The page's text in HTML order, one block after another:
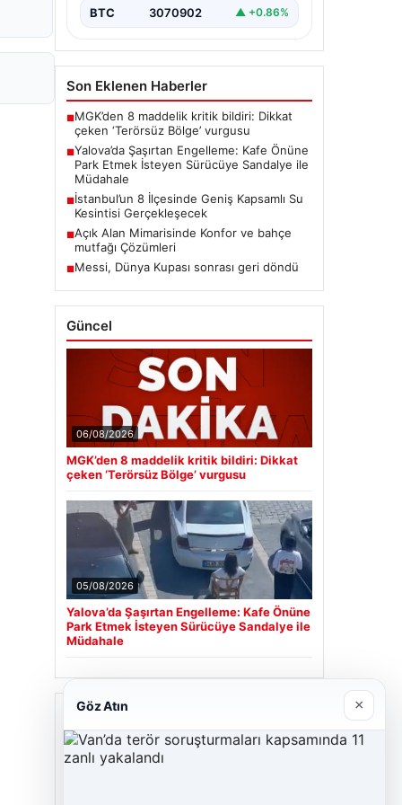
BTC 3070902 ▲ +0.86%
Son Eklenen Haberler
■MGK’den 8 maddelik kritik bildiri: Dikkat
çeken ‘Terörsüz Bölge’ vurgusu
■Yalova’da Şaşırtan Engelleme: Kafe Önüne
Park Etmek İsteyen Sürücüye Sandalye ile
Müdahale
■İstanbul’un 8 İlçesinde Geniş Kapsamlı Su
Kesintisi Gerçekleşecek
■Açık Alan Mimarisinde Konfor ve bahçe
mutfağı Çözümleri
■Messi, Dünya Kupası sonrası geri döndü
Güncel
06/08/2026
MGK’den 8 maddelik kritik bildiri: Dikkat
çeken ‘Terörsüz Bölge’ vurgusu
05/08/2026
Yalova’da Şaşırtan Engelleme: Kafe Önüne
Park Etmek İsteyen Sürücüye Sandalye ile
Müdahale
Son Eklenen Firmalar
Cengiz Sigorta
Göz Atın ×